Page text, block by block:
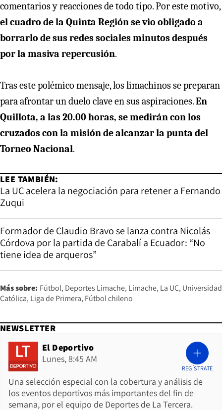
comentarios y reacciones de todo tipo. Por este motivo,
el cuadro de la Quinta Región se vio obligado a
borrarlo de sus redes sociales minutos después
por la masiva repercusión.
Tras este polémico mensaje, los limachinos se preparan
para afrontar un duelo clave en sus aspiraciones.En
Quillota, a las 20.00 horas, se medirán con los
cruzados con la misión de alcanzar la punta del
Torneo Nacional.
LEE TAMBIÉN:
La UC acelera la negociación para retener a Fernando
Zuqui
Formador de Claudio Bravo se lanza contra Nicolás
Córdova por la partida de Carabalí a Ecuador: “No
tiene idea de arqueros”
Más sobre: Fútbol Deportes Limache Limache La UC Universidad
Católica Liga de Primera Fútbol chileno
NEWSLETTER
El Deportivo
Lunes, 8:45 AM
Una selección especial con la cobertura y análisis de
los eventos deportivos más importantes del fin de
semana, por el equipo de Deportes de La Tercera.
REGÍSTRATE